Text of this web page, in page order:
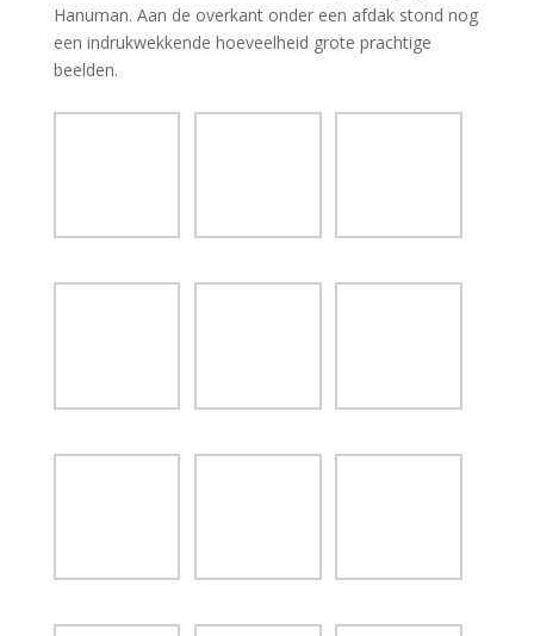
Hanuman. Aan de overkant onder een afdak stond nog
een indrukwekkende hoeveelheid grote prachtige
beelden.